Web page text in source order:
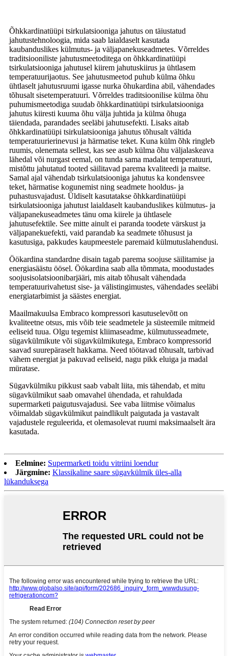
Õhkkardinatüüpi tsirkulatsiooniga jahutus on täiustatud
jahutustehnoloogia, mida saab laialdaselt kasutada
kaubanduslikes külmutus- ja väljapanekuseadmetes. Võrreldes
traditsiooniliste jahutusmeetoditega on õhkkardinatüüpi
tsirkulatsiooniga jahutusel kiirem jahutuskiirus ja ühtlasem
temperatuurijaotus. See jahutusmeetod puhub külma õhku
ühtlaselt jahutusruumi igasse nurka õhukardina abil, vähendades
tõhusalt sisetemperatuuri. Võrreldes traditsioonilise külma õhu
puhumismeetodiga suudab õhkkardinatüüpi tsirkulatsiooniga
jahutus kiiresti kuuma õhu välja juhtida ja külma õhuga
täiendada, parandades seeläbi jahutusefekti. Lisaks aitab
õhkkardinatüüpi tsirkulatsiooniga jahutus tõhusalt vältida
temperatuurierinevusi ja härmatise teket. Kuna külm õhk ringleb
ruumis, olenemata sellest, kas see asub külma õhu väljalaskeava
lähedal või nurgast eemal, on tunda sama madalat temperatuuri,
mistõttu jahutatud tooted säilitavad parema kvaliteedi ja maitse.
Samal ajal vähendab tsirkulatsiooniga jahutus ka kondensvee
teket, härmatise kogunemist ning seadmete hooldus- ja
puhastusvajadust. Üldiselt kasutatakse õhkkardinatüüpi
tsirkulatsiooniga jahutust laialdaselt kaubanduslikes külmutus- ja
väljapanekuseadmetes tänu oma kiirele ja ühtlasele
jahutusefektile. See mitte ainult ei paranda toodete värskust ja
väljapanekuefekti, vaid parandab ka seadmete tõhusust ja
kasutusiga, pakkudes kaupmeestele paremaid külmutuslahendusi.
Öökardina standardne disain tagab parema soojuse säilitamise ja
energiasäästu öösel. Öökardina saab alla tõmmata, moodustades
soojusisolatsioonibarjääri, mis aitab tõhusalt vähendada
temperatuurivahetust sise- ja välistingimustes, vähendades seeläbi
energiatarbimist ja säästes energiat.
Maailmakuulsa Embraco kompressori kasutuselevõtt on
kvaliteetne otsus, mis võib teie seadmetele ja süsteemile mitmeid
eeliseid tuua. Olgu tegemist kliimaseadme, külmutusseadmete,
sügavkülmikute või sügavkülmikutega, Embraco kompressorid
saavad suurepäraselt hakkama. Need töötavad tõhusalt, tarbivad
vähem energiat ja pakuvad eeliseid, nagu pikk eluiga ja madal
müratase.
Sügavkülmiku pikkust saab vabalt liita, mis tähendab, et mitu
sügavkülmikut saab omavahel ühendada, et rahuldada
supermarketi paigutusvajadusi. See vaba liitmise võimalus
võimaldab sügavkülmikut paindlikult paigutada ja vastavalt
vajadustele reguleerida, et olemasolevat ruumi maksimaalselt ära
kasutada.
Eelmine: Supermarketi toidu vitriini loendur
Järgmine: Klassikaline saare sügavkülmik üles-alla
lükanduksega